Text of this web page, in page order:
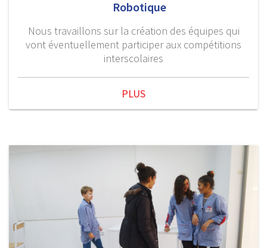
Robotique
Nous travaillons sur la création des équipes qui
vont éventuellement participer aux compétitions
interscolaires
PLUS